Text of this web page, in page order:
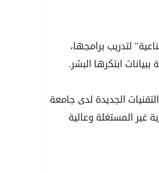
لتدريب برامجها،
ابتكرها البشر.
الجديدة لدى جامعة
غير المستغلة وعالية